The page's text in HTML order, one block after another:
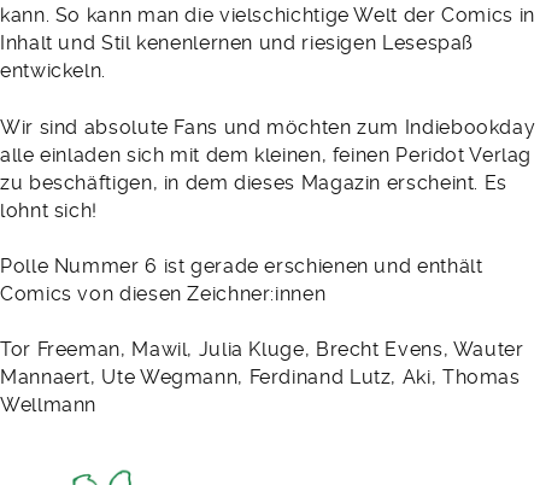
kann. So kann man die vielschichtige Welt der Comics in
Inhalt und Stil kenenlernen und riesigen Lesespaß
entwickeln.
Wir sind absolute Fans und möchten zum Indiebookday
alle einladen sich mit dem kleinen, feinen Peridot Verlag
zu beschäftigen, in dem dieses Magazin erscheint. Es
lohnt sich!
Polle Nummer 6 ist gerade erschienen und enthält
Comics von diesen Zeichner:innen
Tor Freeman, Mawil, Julia Kluge, Brecht Evens, Wauter
Mannaert, Ute Wegmann, Ferdinand Lutz, Aki, Thomas
Wellmann